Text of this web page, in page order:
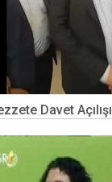
Davet Açılışı